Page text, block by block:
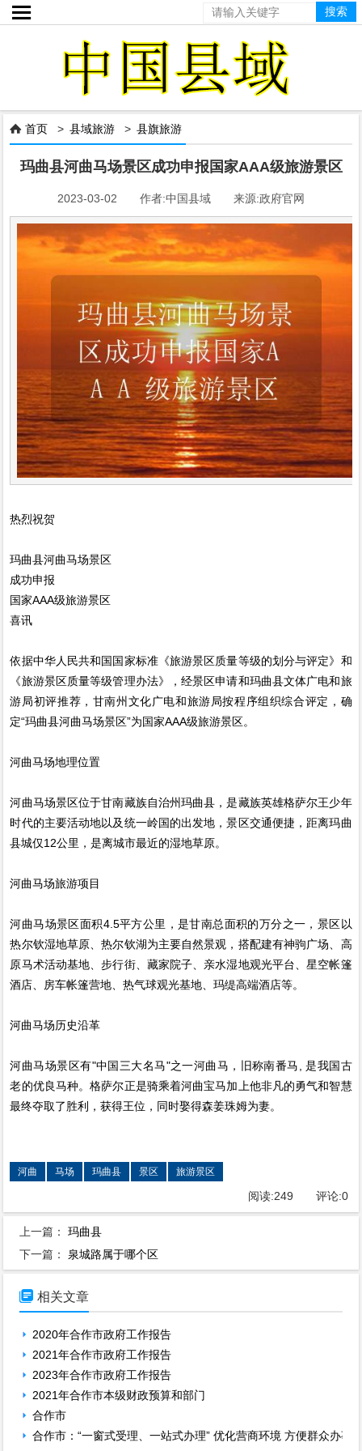

 首页 >县域旅游 >县旗旅游
玛曲县河曲马场景区成功申报国家AAA级旅游景区
2023-03-02 作者:中国县域 来源:政府官网
热烈祝贺
玛曲县河曲马场景区
成功申报
国家AAA级旅游景区
喜讯
依据中华人民共和国国家标准《旅游景区质量等级的划分与评定》和
《旅游景区质量等级管理办法》，经景区申请和玛曲县文体广电和旅
游局初评推荐，甘南州文化广电和旅游局按程序组织综合评定，确
定“玛曲县河曲马场景区”为国家AAA级旅游景区。
河曲马场地理位置
河曲马场景区位于甘南藏族自治州玛曲县，是藏族英雄格萨尔王少年
时代的主要活动地以及统一岭国的出发地，景区交通便捷，距离玛曲
县城仅12公里，是离城市最近的湿地草原。
河曲马场旅游项目
河曲马场景区面积4.5平方公里，是甘南总面积的万分之一，景区以
热尔钦湿地草原、热尔钦湖为主要自然景观，搭配建有神驹广场、高
原马术活动基地、步行街、藏家院子、亲水湿地观光平台、星空帐篷
酒店、房车帐篷营地、热气球观光基地、玛缇高端酒店等。
河曲马场历史沿革
河曲马场景区有"中国三大名马"之一河曲马，旧称南番马, 是我国古
老的优良马种。格萨尔正是骑乘着河曲宝马加上他非凡的勇气和智慧
最终夺取了胜利，获得王位，同时娶得森姜珠姆为妻。
河曲 马场 玛曲县 景区 旅游景区
阅读:249 评论:0
上一篇：玛曲县
下一篇： 泉城路属于哪个区
 相关文章
2020年合作市政府工作报告
2021年合作市政府工作报告
2023年合作市政府工作报告
2021年合作市本级财政预算和部门
合作市
合作市：“一窗式受理、一站式办理” 优化营商环境 方便群众办事